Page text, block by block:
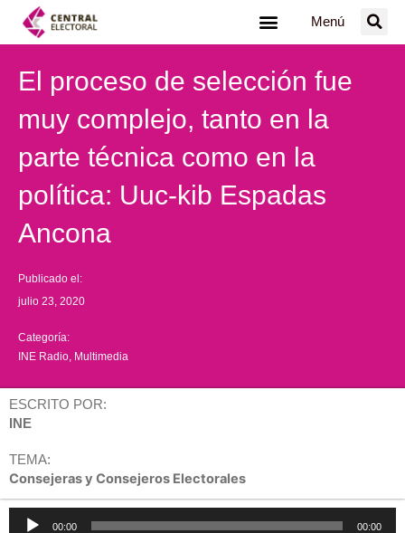
Menú
El proceso de selección fue
muy complejo, tanto en la
parte técnica como en la
política: Uuc-kib Espadas
Ancona
Publicado el:
julio 23, 2020
Categoría:
INE Radio Multimedia
ESCRITO POR:
INE
TEMA:
Consejeras y Consejeros Electorales
Reproductor
00:00 00:00